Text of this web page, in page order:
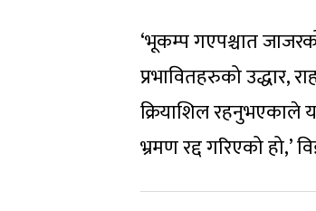
‘भूकम्प गएपश्चात
प्रभावितहरुको उद्धार,
क्रियाशिल रहनुभएकाले
भ्रमण रद्द गरिएको हो,’